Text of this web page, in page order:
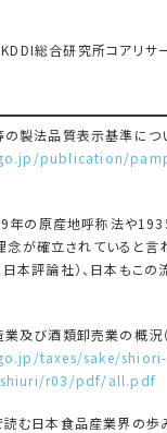
KDDI総合研究所コアリサ
の製法品質表示基準につ
publication/
年の原産地呼称法や
念が確立されていると言
本評論社）、日本もこ
及び酒類卸売業の概況
taxes/sake/shiori-
r03/pdf/all.pdf
読む日本食品産業界の